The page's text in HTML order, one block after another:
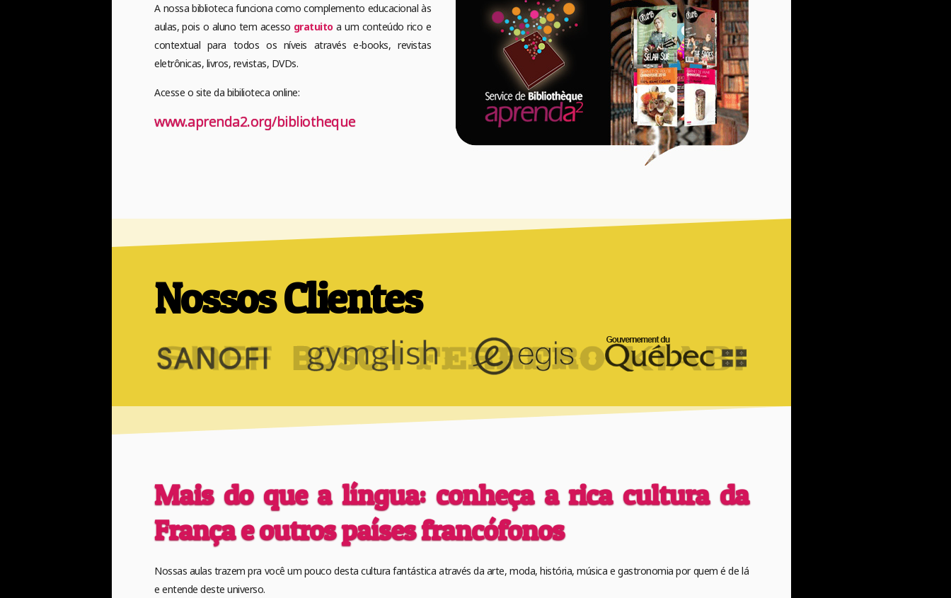
A nossa biblioteca funciona como complemento educacional às
aulas, pois o aluno tem acesso gratuitoa um conteúdo rico e
contextual para todos os níveis através e-books, revistas
eletrônicas, livros, revistas, DVDs.
Acesse o site da bibilioteca online:
www.aprenda2.org/bibliotheque
Nossos Clientes
Mais do que a língua: conheça a rica cultura da
França e outros países francófonos
Nossas aulas trazem pra você um pouco desta cultura fantástica através da arte, moda, história, música e gastronomia por quem é de lá
e entende deste universo.